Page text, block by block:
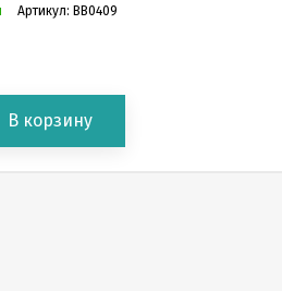
Артикул: BB0409
В корзину